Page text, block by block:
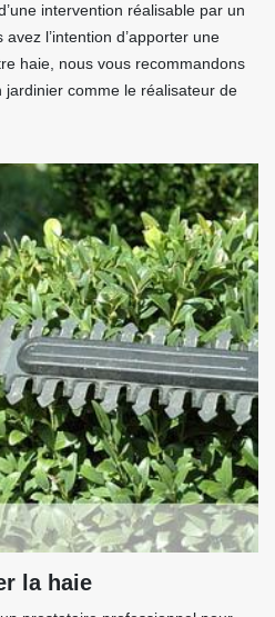
intervention réalisable par un
l’intention d’apporter une
haie, nous vous recommandons
comme le réalisateur de
la haie